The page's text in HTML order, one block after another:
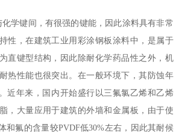
学键间，有很强的键能，因此涂料具有非常
性，在建筑工业用彩涂钢板涂料中，是属于
直键型结构，因此除耐化学药品性之外，机
热性能也很突出。在一般环境下，其防蚀年
近年来，国内开始盛行以三氟氯乙烯和乙烯
，大量应用于建筑的外墙和金属板，由于使
和氟的含量较PVDF低30%左右，因此其耐候